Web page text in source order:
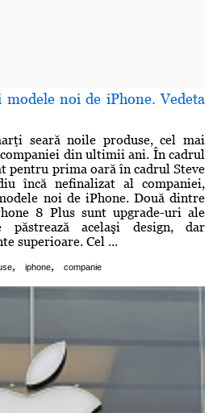
noi de iPhone. Vedeta
seară noile produse, cel mai
din ultimii ani. În cadrul
pentru prima oară în cadrul Steve
încă nefinalizat al companiei,
noi de iPhone. Două dintre
8 Plus sunt upgrade-uri ale
păstrează acelaşi design, dar
superioare. Cel ...
, iphone, companie